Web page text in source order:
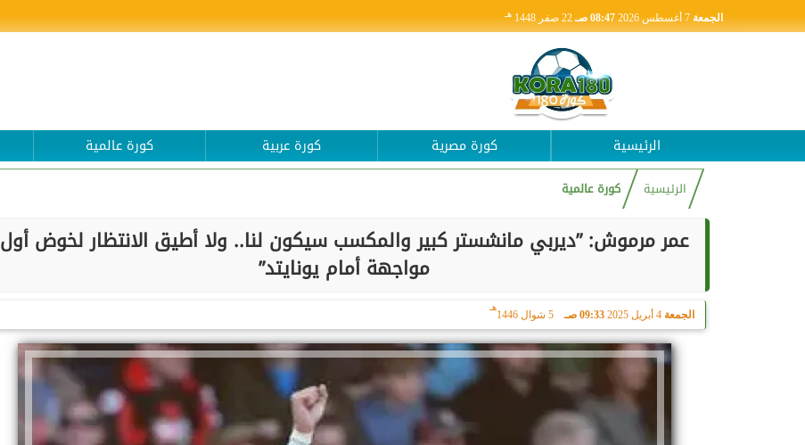
الجمعة 08:47 صـ 22 صفر 1448 هـ
الرئيسية كورة مصرية كورة عربية كورة عالمية
الرئيسية كورة عالمية
عمر مرموش: ”ديربي مانشستر كبير والمكسب سيكون لنا.. ولا أطيق الانتظار لخوض أول
مواجهة أمام يونايتد”
الجمعة 4 أبريل 2025 09:33 صـ 5 شوال 1446
هـ